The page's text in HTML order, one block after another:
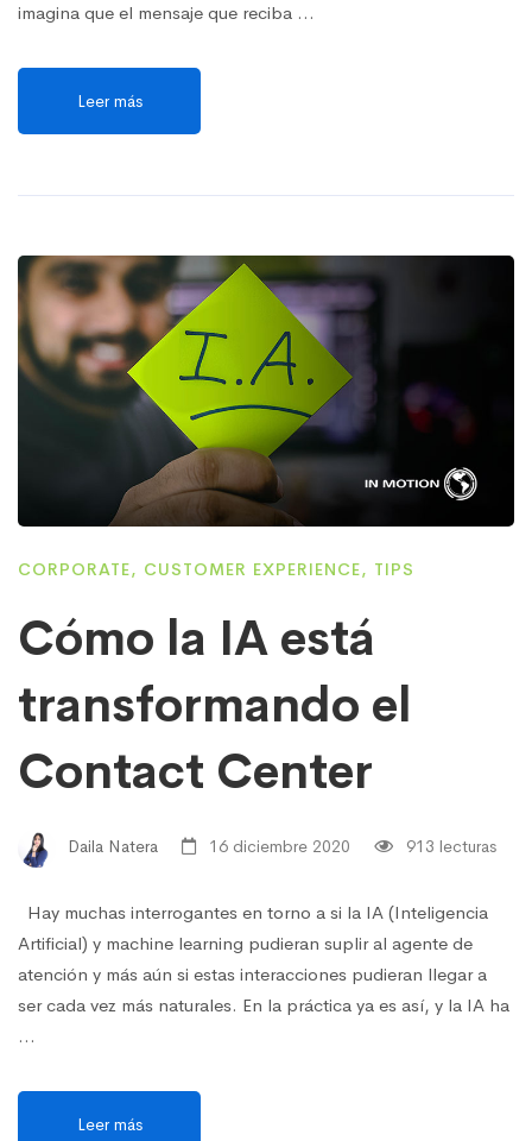
imagina que el mensaje que reciba …
Leer más
CORPORATE, CUSTOMER EXPERIENCE, TIPS
Cómo la IA está
transformando el
Contact Center
Daila Natera 16 diciembre 2020 913 lecturas
Hay muchas interrogantes en torno a si la IA (Inteligencia
Artificial) y machine learning pudieran suplir al agente de
atención y más aún si estas interacciones pudieran llegar a
ser cada vez más naturales. En la práctica ya es así, y la IA ha
…
Leer más